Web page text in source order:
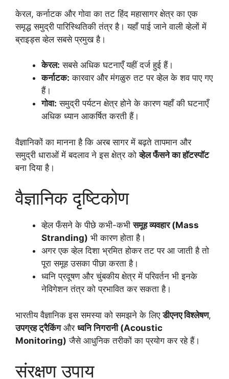
केरल, कर्नाटक और गोवा का तट हिंद महासागर क्षेत्र का एक
समृद्ध समुद्री पारिस्थितिकी तंत्र है। यहाँ पाई जाने वाली व्हेलों में
ब्राइड्स व्हेल सबसे प्रमुख है।
केरल: सबसे अधिक घटनाएँ यहीं दर्ज हुई हैं।
कर्नाटक: कारवार और मंगळुरु तट पर व्हेल के शव पाए गए
हैं।
गोवा: समुद्री पर्यटन क्षेत्र होने के कारण यहाँ की घटनाएँ
अधिक ध्यान आकर्षित करती हैं।
वैज्ञानिकों का मानना है कि अरब सागर में बढ़ते तापमान और
समुद्री धाराओं में बदलाव ने इस क्षेत्र कोव्हेल फँसने का हॉटस्पॉट
बना दिया है।
वैज्ञानिक दृष्टिकोण
व्हेल फँसने के पीछे कभी-कभीसमूह व्यवहार (Mass
Stranding) भी कारण होता है।
अगर एक व्हेल दिशा भ्रमित होकर तट पर आ जाती है तो
पूरा समूह उसका पीछा करता है।
ध्वनि प्रदूषण और चुंबकीय क्षेत्र में परिवर्तन भी इनके
नेविगेशन तंत्र को प्रभावित कर सकता है।
भारतीय वैज्ञानिक इस समस्या को समझने के लिएडीएनए विश्लेषण,
उपग्रह ट्रैकिंगऔर ध्वनि निगरानी (Acoustic
Monitoring) जैसे आधुनिक तरीकों का प्रयोग कर रहे हैं।
संरक्षण उपाय